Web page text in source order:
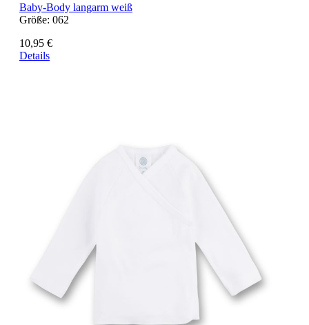
Baby-Body langarm weiß
Größe: 062
10,95 €
Details